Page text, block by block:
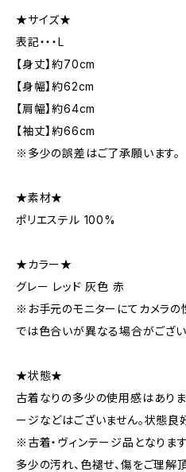
★サイズ★
表記・・・L
【身丈】約70cm
【身幅】約62cm
【肩幅】約64cm
【袖丈】約66cm
※多少の誤差はご了承願います。
★素材★
ポリエステル 100%
★カラー★
グレー レッド 灰色 赤
※お手元のモニターにてカメラ
では色合いが異なる場合がござい
★状態★
古着なりの多少の使用感はあり
ージなどはございません。状態良
※古着・ヴィンテージ品となりま
多少の汚れ、色褪せ、傷をご理